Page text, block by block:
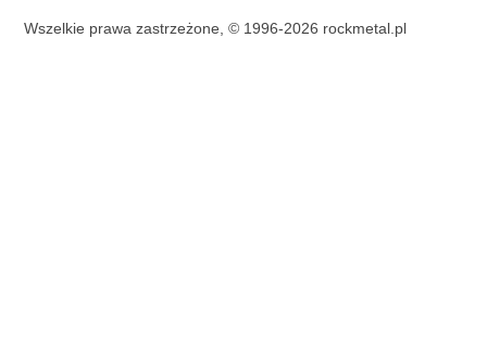
Wszelkie prawa zastrzeżone, © 1996-2026 rockmetal.pl